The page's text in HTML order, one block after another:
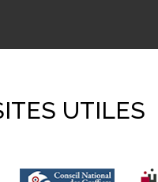
UTILES